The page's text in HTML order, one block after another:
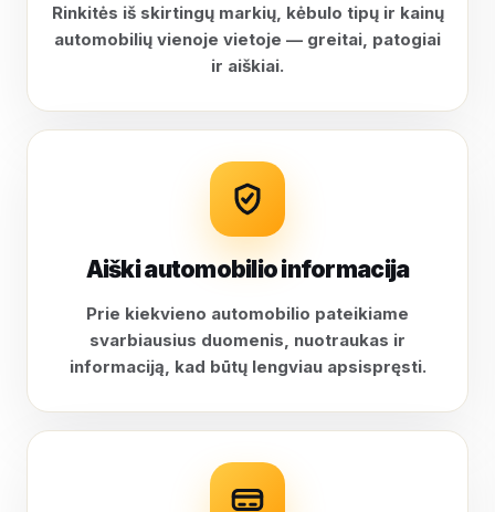
Rinkitės iš skirtingų markių, kėbulo tipų ir kainų
automobilių vienoje vietoje — greitai, patogiai
ir aiškiai.
Aiški automobilio informacija
Prie kiekvieno automobilio pateikiame
svarbiausius duomenis, nuotraukas ir
informaciją, kad būtų lengviau apsispręsti.